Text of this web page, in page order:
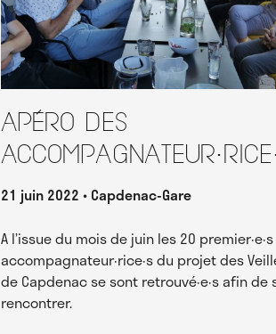
Apéro des
21 juin 2022 Capdenac-Gare
A l’issue du mois de juin les 20 premier·e·s
accompagnateur·rice·s du projet des
de Capdenac se sont retrouvé·e·s afin de
rencontrer.